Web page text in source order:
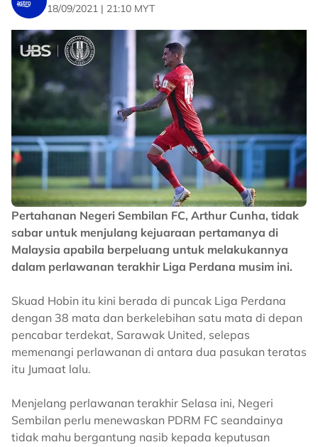
18/09/2021 | 21:10 MYT
Pertahanan Negeri Sembilan FC, Arthur Cunha, tidak
sabar untuk menjulang kejuaraan pertamanya di
Malaysia apabila berpeluang untuk melakukannya
dalam perlawanan terakhir Liga Perdana musim ini.
Skuad Hobin itu kini berada di puncak Liga Perdana
dengan 38 mata dan berkelebihan satu mata di depan
pencabar terdekat, Sarawak United, selepas
memenangi perlawanan di antara dua pasukan teratas
itu Jumaat lalu.
Menjelang perlawanan terakhir Selasa ini, Negeri
Sembilan perlu menewaskan PDRM FC seandainya
tidak mahu bergantung nasib kepada keputusan